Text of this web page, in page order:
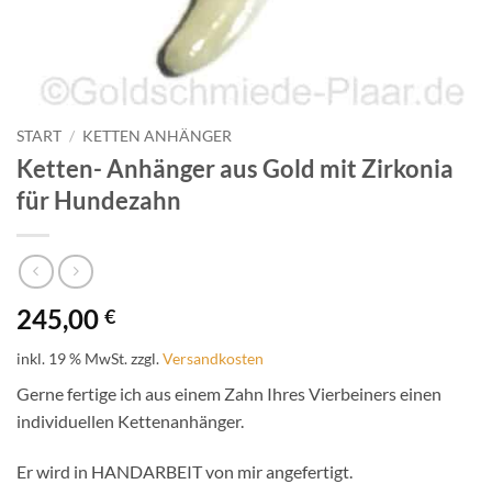
START / KETTEN ANHÄNGER
Ketten- Anhänger aus Gold mit Zirkonia
für Hundezahn
245,00 €
inkl. 19 % MwSt.zzgl.Versandkosten
Gerne fertige ich aus einem Zahn Ihres Vierbeiners einen
individuellen Kettenanhänger.
Er wird in HANDARBEIT von mir angefertigt.